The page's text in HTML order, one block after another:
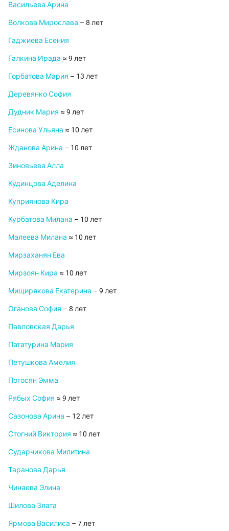
Васильева Арина
Волкова Мирослава – 8 лет
Гаджиева Есения
Галкина Ирада ≈ 9 лет
Горбатова Мария – 13 лет
Деревянко София
Дудник Мария ≈ 9 лет
Есинова Ульяна ≈ 10 лет
Жданова Арина – 10 лет
Зиновьева Алла
Кудинцова Аделина
Куприянова Кира
Курбатова Милана – 10 лет
Малеева Милана ≈ 10 лет
Мирзаханян Ева
Мирзоян Кира ≈ 10 лет
Мищирякова Екатерина – 9 лет
Оганова София – 8 лет
Павловская Дарья
Пататурина Мария
Петушкова Амелия
Погосян Эмма
Рябых София ≈ 9 лет
Сазонова Арина – 12 лет
Стогний Виктория ≈ 10 лет
Сударчикова Милитина
Таранова Дарья
Чинаева Элина
Шилова Злата
Ярмова Василиса – 7 лет